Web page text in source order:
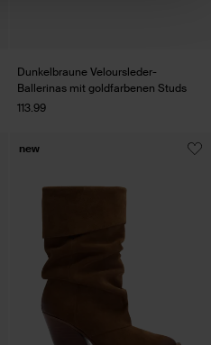
Dunkelbraune Veloursleder-
Ballerinas mit goldfarbenen Studs
113.99
new